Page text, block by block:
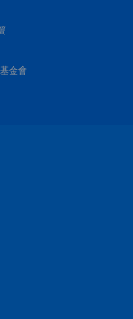
金會